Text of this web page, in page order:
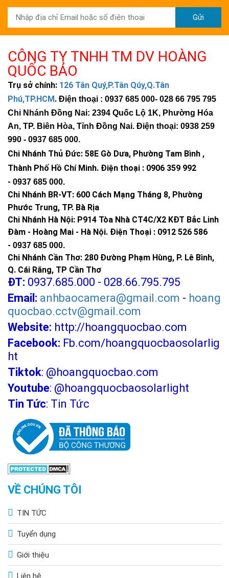
Gửi
CÔNG TY TNHH TM DV HOÀNG
QUỐC BẢO
Trụ sở chính: 126 Tân Quý,P.Tân Qúy,Q.Tân
Phú,TP.HCM . Điện thoại : 0937 685 000- 028 66 795 795
Chi Nhánh Đồng Nai: 2394 Quốc Lộ 1K, Phường Hóa
An, TP. Biên Hòa, Tỉnh Đồng Nai. Điện thoại: 0938 259
990 - 0937 685 000.
Chi Nhánh Thủ Đức: 58E Gò Dưa, Phường Tam Bình ,
Thành Phố Hồ Chí Minh. Điện thoại : 0906 359 992
- 0937 685 000.
Chi Nhánh BR-VT: 600 Cách Mạng Tháng 8, Phường
Phước Trung, TP. Bà Rịa
Chi Nhánh Hà Nội: P914 Tòa Nhà CT4C/X2 KĐT Bắc Linh
Đàm - Hoàng Mai - Hà Nội. Điện Thoại : 0912 526 586
- 0937 685 000.
Chi Nhánh Cần Thơ: 280 Đường Phạm Hùng, P. Lê Bình,
Q. Cái Răng, TP Cần Thơ
ĐT: 0937.685.000 - 028.66.795.795
Email: anhbaocamera@gmail.com - hoang
quocbao.cctv@gmail.com
Website: http://hoangquocbao.com
Facebook: Fb.com/hoangquocbaosolarlig
ht
Tiktok: @hoangquocbao.com
Youtube: @hoangquocbaosolarlight
Tin Tức: Tin Tức
VỀ CHÚNG TÔI
TIN TỨC
Tuyển dụng
Giới thiệu
Liên hệ